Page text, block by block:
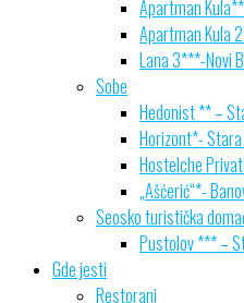
Apartman
Apartman Kula
Lana 3***-Novi
Sobe
Hedonist ** –
Horizont*- Stara
Hostelche
„Ašćerić“*-
Seosko turistička
Pustolov *** –
Gde jesti
Restorani